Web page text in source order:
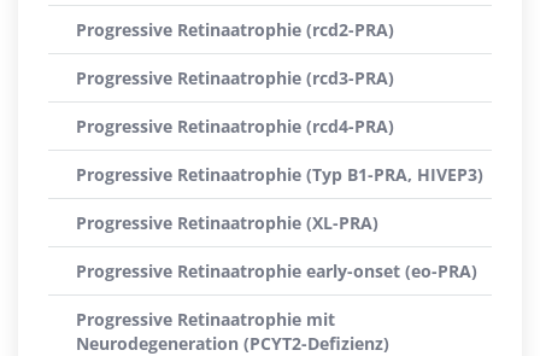
Progressive Retinaatrophie (rcd2-PRA)
Progressive Retinaatrophie (rcd3-PRA)
Progressive Retinaatrophie (rcd4-PRA)
Progressive Retinaatrophie (Typ B1-PRA, HIVEP3)
Progressive Retinaatrophie (XL-PRA)
Progressive Retinaatrophie early-onset (eo-PRA)
Progressive Retinaatrophie mit
Neurodegeneration (PCYT2-Defizienz)